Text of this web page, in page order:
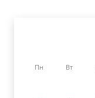
Пн Вт